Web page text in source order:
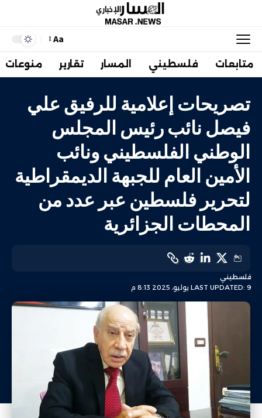
Aa
متابعات فلسطيني المسار تقارير منوعات
تصريحات إعلامية للرفيق علي
فيصل نائب رئيس المجلس
الوطني الفلسطيني ونائب
الأمين العام للجبهة الديمقراطية
لتحرير فلسطين عبر عدد من
المحطات الجزائرية
LAST UPDATED: 9 يوليو، 2025 8:13 م
فلسطيني